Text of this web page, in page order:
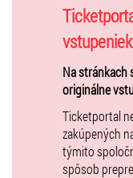
vstupeniek
Na stránkach
originálne
Ticketportal
zakúpených
týmito
spôsob